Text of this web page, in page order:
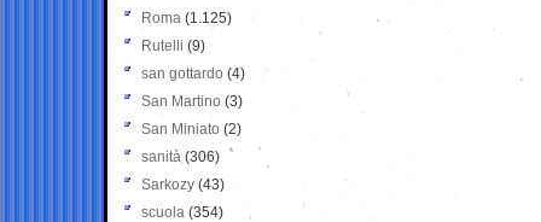
Roma (1.125)
Rutelli (9)
san gottardo (4)
San Martino (3)
San Miniato (2)
sanità (306)
Sarkozy (43)
scuola (354)